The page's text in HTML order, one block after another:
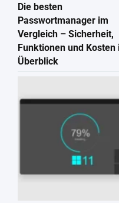
Die besten
Passwortmanager im
Vergleich – Sicherheit,
Funktionen und Kosten
Überblick